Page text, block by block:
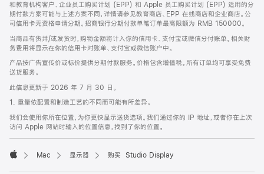
和教育机构客户、企业员工购买计划 (EPP) 和 Apple 员工购买计划 (EPP) 适用的分
期付款方案可能与上述方案不同，详情请参见教育商店、EPP 在线商店和企业商店。公
司信用卡无资格申请分期。招商银行分期付款单笔订单最高限额为 RMB 150000。
当商品有货并/或发货时，购物金额将计入你的信用卡、支付宝或微信分付账单。相关财
务费用将显示在你的信用卡对账单、支付宝或微信账户中。
产品按广告宣传价或标价提供分期付款服务。价格包含增值税。所有订单均可享受免费
送货服务。
此信息更新于 2026 年 7 月 30 日。
1. 重量依配置和制造工艺的不同而可能有所差异。
我们会使用你所在位置，为你更快显示送货选项。我们通过你的 IP 地址，或者你在上次
访问 Apple 网站时输入的位置信息，找到了你的位置。
Mac 显示器 购买 Studio Display